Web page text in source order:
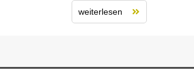
weiterlesen